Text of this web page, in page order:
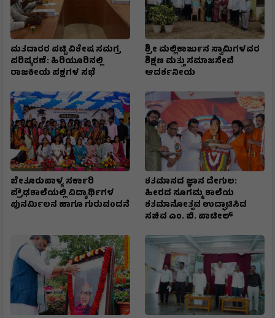
ಮತದಾರರ ಪಟ್ಟಿ ವಿಶೇಷ ಸಮಗ್ರ
ಪರಿಷ್ಕರಣೆ: ಹಿರಿಯೂರಿನಲ್ಲಿ
ರಾಜಕೀಯ ಪಕ್ಷಗಳ ಸಭೆ
ಶ್ರೀ ಮಲ್ಲಿಕಾರ್ಜುನ ಸ್ವಾಮಿಗಳವರ
ಶಿಕ್ಷಣ ಮತ್ತು ಸಮಾಜಸೇವೆ
ಆದರ್ಶನೀಯ
ಬೇತೂರುಪಾಳ್ಯ ಸರ್ಕಾರಿ
ಪ್ರೌಢಶಾಲೆಯಲ್ಲಿ ವಿದ್ಯಾರ್ಥಿಗಳ
ಪುನರ್ಮಿಲನ ಹಾಗೂ ಗುರುವಂದನೆ
ಶತಮಾನದ ಜ್ಞಾನ ದೇಗುಲ:
ಹೀರದ ಸೂಗಮ್ಮ ಶಾಲೆಯ
ಶತಮಾನೋತ್ಸವ ಉದ್ಘಾಟಿಸಿದ
ಸಚಿವ ಎಂ. ಬಿ. ಪಾಟೀಲ್